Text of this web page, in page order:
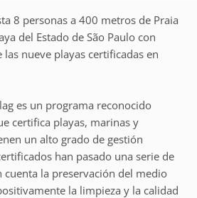
8 personas a 400 metros de Praia
del Estado de São Paulo con
las nueve playas certificadas en
es un programa reconocido
certifica playas, marinas y
un alto grado de gestión
han pasado una serie de
cuenta la preservación del medio
la limpieza y la calidad